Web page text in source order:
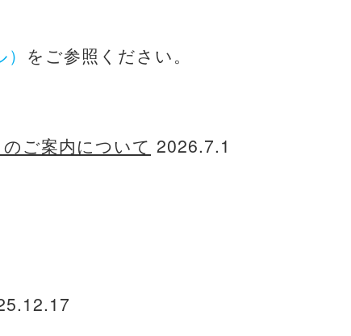
をご参照ください。
ご案内について 2026.7.1